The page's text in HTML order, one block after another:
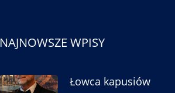
NAJNOWSZE WPISY
Łowca kapusiów